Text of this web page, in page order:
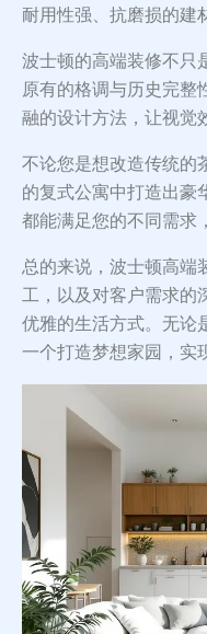
耐用性强、抗磨损的建
波士顿的高端装修不只
原有的格调与历史完整
融的设计方法，让视觉
不论您是想改造传统的
的复式公寓中打造出豪
都能满足您的不同需求
总的来说，波士顿高端
工，以及对客户需求的
优雅的生活方式。无论
一个打造梦想家园，实